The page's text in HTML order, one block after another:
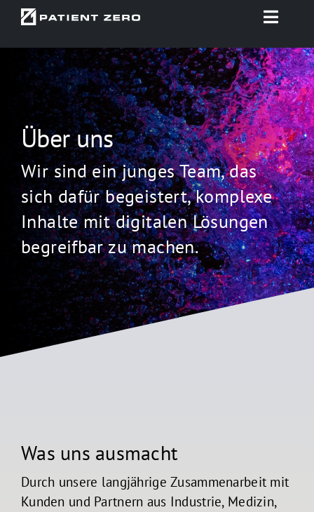
Zum
Inhalt
springen
Toggle
Startseite
Projekte
Beratung & Konzept
Technologien
Use Cases
Über uns
Kontakt
Über uns
Wir sind ein junges Team, das
sich dafür begeistert, komplexe
Inhalte mit digitalen Lösungen
begreifbar zu machen.
Was uns ausmacht
Durch unsere langjährige Zusammenarbeit mit
Kunden und Partnern aus Industrie, Medizin,